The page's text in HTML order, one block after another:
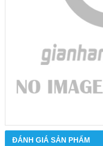
ĐÁNH GIÁ SẢN PHẨM